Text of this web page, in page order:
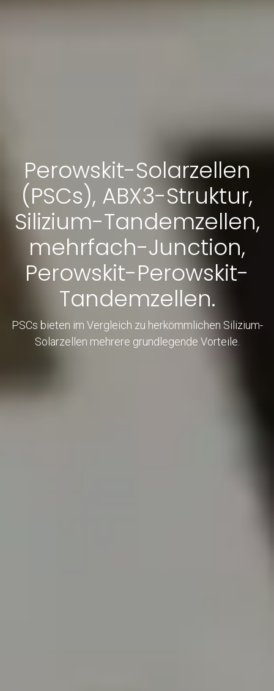
Perowskit-Solarzellen
(PSCs), ABX3-Struktur,
Silizium-Tandemzellen,
mehrfach-Junction,
Perowskit-Perowskit-
Tandemzellen.
PSCs bieten im Vergleich zu herkömmlichen Silizium-
Solarzellen mehrere grundlegende Vorteile.